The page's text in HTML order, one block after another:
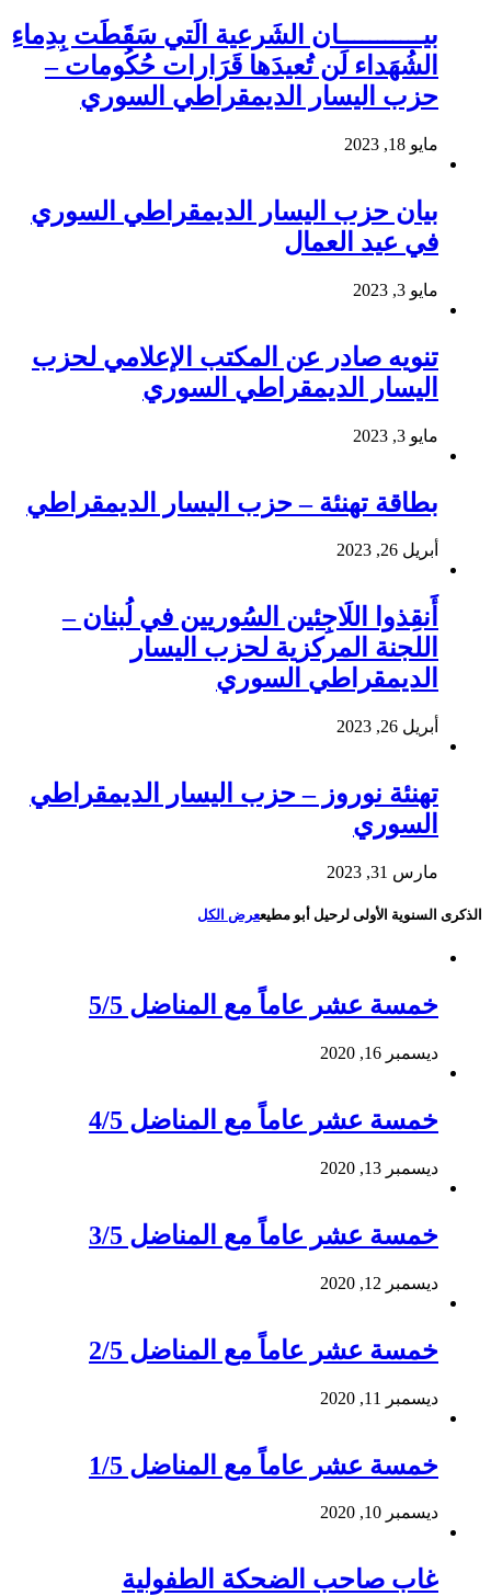
بيـــــــــــان الشَرعية الَتي سَقَطَت بِدِماءِ
الشُهَداء لَن تُعيدَها قَرَارات حُكُومات –
حزب اليسار الديمقراطي السوري
مايو 18, 2023
بيان حزب اليسار الديمقراطي السوري
في عيد العمال
مايو 3, 2023
تنويه صادر عن المكتب الإعلامي لحزب
اليسار الديمقراطي السوري
مايو 3, 2023
بطاقة تهنئة – حزب اليسار الديمقراطي
أبريل 26, 2023
أَنقِذوا اللَاجِئين السُوريين في لُبنان –
اللجنة المركزية لحزب اليسار
الديمقراطي السوري
أبريل 26, 2023
تهنئة نوروز – حزب اليسار الديمقراطي
السوري
مارس 31, 2023
الذكرى السنوية الأولى لرحيل أبو مطيععرض الكل
خمسة عشر عاماً مع المناضل 5/5
ديسمبر 16, 2020
خمسة عشر عاماً مع المناضل 4/5
ديسمبر 13, 2020
خمسة عشر عاماً مع المناضل 3/5
ديسمبر 12, 2020
خمسة عشر عاماً مع المناضل 2/5
ديسمبر 11, 2020
خمسة عشر عاماً مع المناضل 1/5
ديسمبر 10, 2020
غاب صاحب الضحكة الطفولية